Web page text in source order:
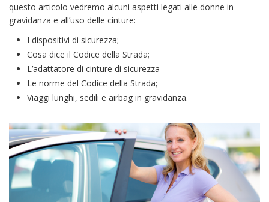
questo articolo vedremo alcuni aspetti legati alle donne in
gravidanza e all’uso delle cinture:
I dispositivi di sicurezza;
Cosa dice il Codice della Strada;
L’adattatore di cinture di sicurezza
Le norme del Codice della Strada;
Viaggi lunghi, sedili e airbag in gravidanza.